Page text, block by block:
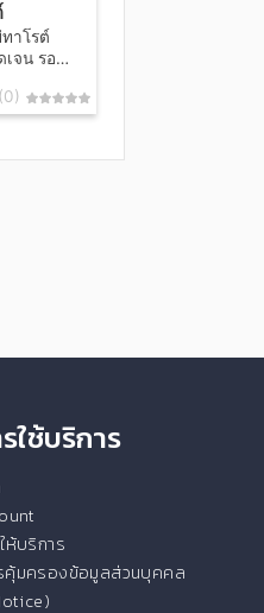
าโรต์
น รอ
(0)
ใช้บริการ
ห้บริการ
คุ้มครองข้อมูลส่วนบุคคล